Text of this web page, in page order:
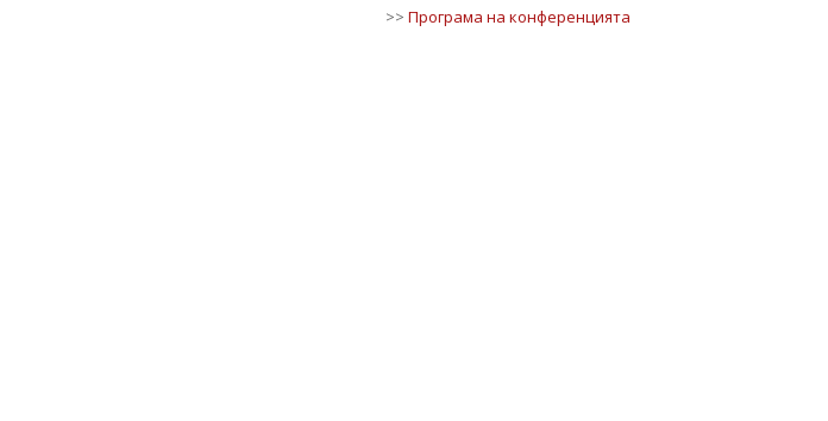
>> Програма на конференцията